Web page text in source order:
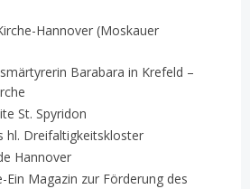
Hannover (Moskauer
Barabara in Krefeld –
St. Spyridon
hl. Dreifaltigkeitskloster
Hannover
Magazin zur Förderung des